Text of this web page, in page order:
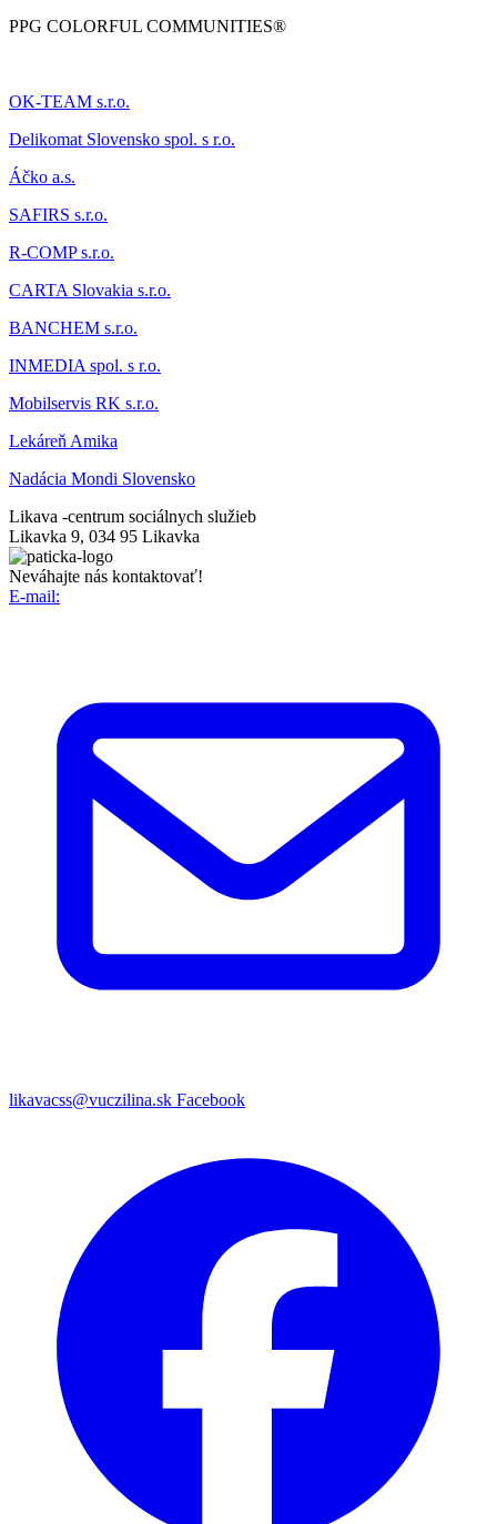
PPG COLORFUL COMMUNITIES®
OK-TEAM s.r.o.
Delikomat Slovensko spol. s r.o.
Áčko a.s.
SAFIRS s.r.o.
R-COMP s.r.o.
CARTA Slovakia s.r.o.
BANCHEM s.r.o.
INMEDIA spol. s r.o.
Mobilservis RK s.r.o.
Lekáreň Amika
Nadácia Mondi Slovensko
Likava -centrum sociálnych služieb
Likavka 9, 034 95 Likavka
Neváhajte nás kontaktovať!
E-mail:
likavacss@vuczilina.sk Facebook